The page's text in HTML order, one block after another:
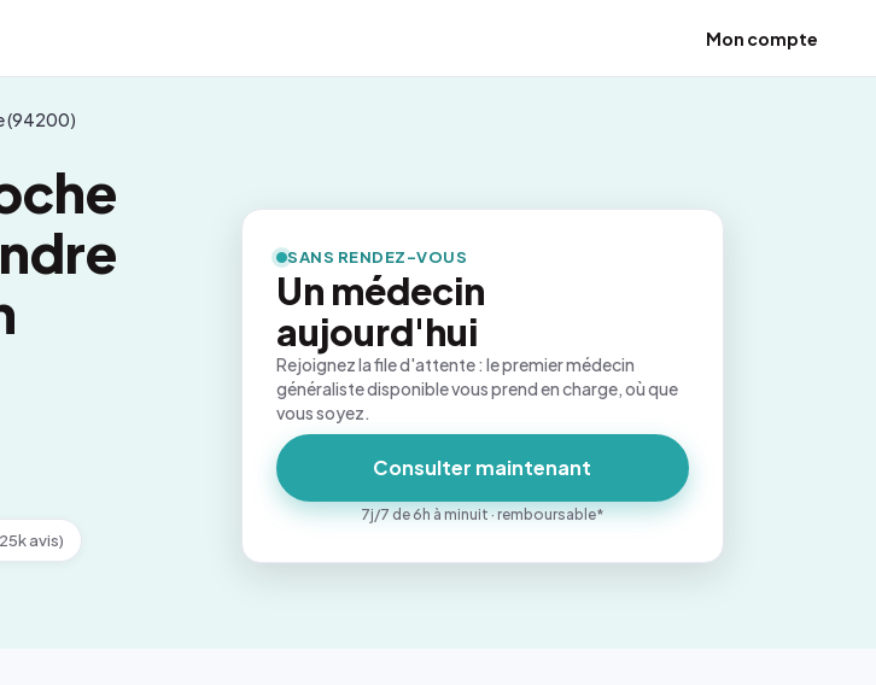
Mon compte
(94200)
avis)
SANS RENDEZ-VOUS
Un médecin
aujourd'hui
Rejoignez la file d'attente : le premier médecin
généraliste disponible vous prend en charge, où que
vous soyez.
Consulter maintenant
7j/7 de 6h à minuit · remboursable*